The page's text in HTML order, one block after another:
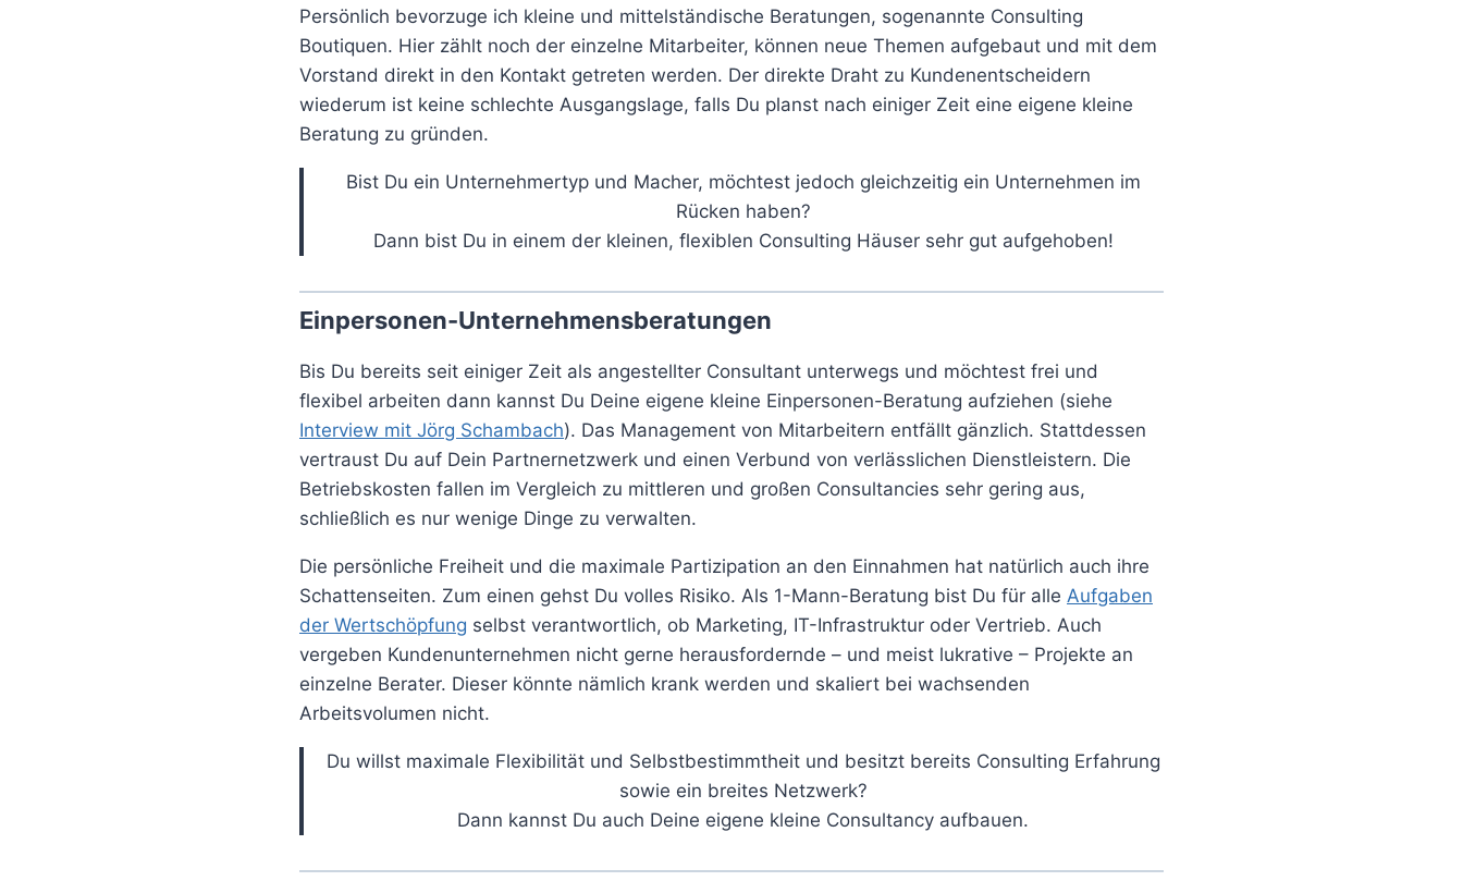
Persönlich bevorzuge ich kleine und mittelständische Beratungen, sogenannte Consulting
Boutiquen. Hier zählt noch der einzelne Mitarbeiter, können neue Themen aufgebaut und mit dem
Vorstand direkt in den Kontakt getreten werden. Der direkte Draht zu Kundenentscheidern
wiederum ist keine schlechte Ausgangslage, falls Du planst nach einiger Zeit eine eigene kleine
Beratung zu gründen.
Bist Du ein Unternehmertyp und Macher, möchtest jedoch gleichzeitig ein Unternehmen im
Rücken haben?
Dann bist Du in einem der kleinen, flexiblen Consulting Häuser sehr gut aufgehoben!
Einpersonen-Unternehmensberatungen
Bis Du bereits seit einiger Zeit als angestellter Consultant unterwegs und möchtest frei und
flexibel arbeiten dann kannst Du Deine eigene kleine Einpersonen-Beratung aufziehen (siehe
Interview mit Jörg Schambach). Das Management von Mitarbeitern entfällt gänzlich. Stattdessen
vertraust Du auf Dein Partnernetzwerk und einen Verbund von verlässlichen Dienstleistern. Die
Betriebskosten fallen im Vergleich zu mittleren und großen Consultancies sehr gering aus,
schließlich es nur wenige Dinge zu verwalten.
Die persönliche Freiheit und die maximale Partizipation an den Einnahmen hat natürlich auch ihre
Schattenseiten. Zum einen gehst Du volles Risiko. Als 1-Mann-Beratung bist Du für alle Aufgaben
der Wertschöpfung selbst verantwortlich, ob Marketing, IT-Infrastruktur oder Vertrieb. Auch
vergeben Kundenunternehmen nicht gerne herausfordernde – und meist lukrative – Projekte an
einzelne Berater. Dieser könnte nämlich krank werden und skaliert bei wachsenden
Arbeitsvolumen nicht.
Du willst maximale Flexibilität und Selbstbestimmtheit und besitzt bereits Consulting Erfahrung
sowie ein breites Netzwerk?
Dann kannst Du auch Deine eigene kleine Consultancy aufbauen.